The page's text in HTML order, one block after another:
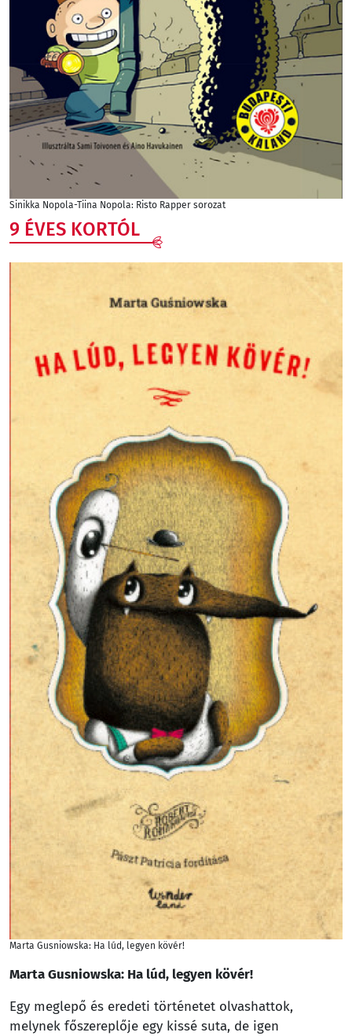
Sinikka Nopola-Tiina Nopola: Risto Rapper sorozat
9 ÉVES KORTÓL
Marta Gusniowska: Ha lúd, legyen kövér!
Marta Gusniowska: Ha lúd, legyen kövér!
Egy meglepő és eredeti történetet olvashattok,
melynek főszereplője egy kissé suta, de igen